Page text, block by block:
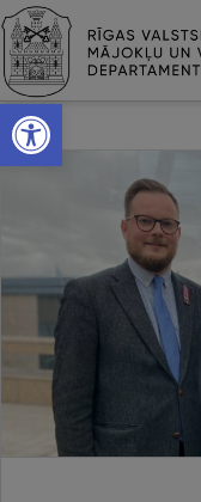
Open toolbar